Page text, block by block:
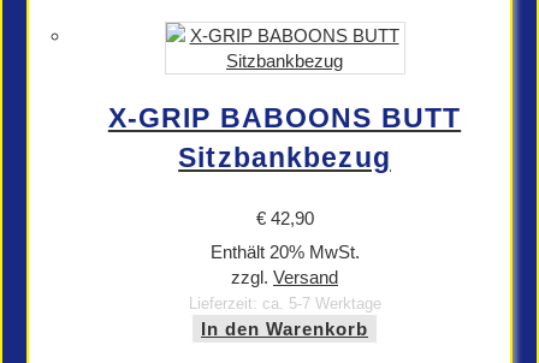
X-GRIP BABOONS BUTT
Sitzbankbezug
€42,90
Enthält 20% MwSt.
zzgl. Versand
Lieferzeit: ca. 5-7 Werktage
In den Warenkorb